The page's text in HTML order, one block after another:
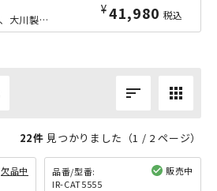
¥41,980 税込
日本を代表する家具の町、大川製のW1200×D445mmサイズの応接用センターテーブルです。高さ450mmは、応接ソファーに座りながら使うのに最適な高さとなっております。現代的なオフィス家具づくりに伝...
sort apps
22件 見つかりました（1 / 2 ページ）
欠品中
品番/型番:
IR-CAT5555
販売中